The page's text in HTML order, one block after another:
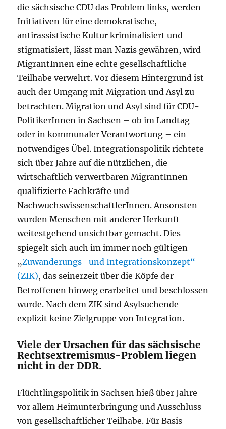
die sächsische CDU das Problem links, werden
Initiativen für eine demokratische,
antirassistische Kultur kriminalisiert und
stigmatisiert, lässt man Nazis gewähren, wird
MigrantInnen eine echte gesellschaftliche
Teilhabe verwehrt. Vor diesem Hintergrund ist
auch der Umgang mit Migration und Asyl zu
betrachten. Migration und Asyl sind für CDU-
PolitikerInnen in Sachsen – ob im Landtag
oder in kommunaler Verantwortung – ein
notwendiges Übel. Integrationspolitik richtete
sich über Jahre auf die nützlichen, die
wirtschaftlich verwertbaren MigrantInnen –
qualifizierte Fachkräfte und
NachwuchswissenschaftlerInnen. Ansonsten
wurden Menschen mit anderer Herkunft
weitestgehend unsichtbar gemacht. Dies
spiegelt sich auch im immer noch gültigen
„Zuwanderungs- und Integrationskonzept“
(ZIK), das seinerzeit über die Köpfe der
Betroffenen hinweg erarbeitet und beschlossen
wurde. Nach dem ZIK sind Asylsuchende
explizit keine Zielgruppe von Integration.
Viele der Ursachen für das sächsische
Rechtsextremismus-Problem liegen
nicht in der DDR.
Flüchtlingspolitik in Sachsen hieß über Jahre
vor allem Heimunterbringung und Ausschluss
von gesellschaftlicher Teilhabe. Für Basis-